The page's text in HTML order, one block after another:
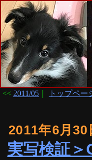
<< 2011/05 トップペー
2011年6月30
実写検証＞